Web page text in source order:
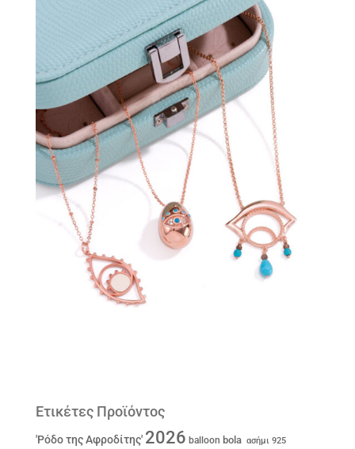
Ετικέτες Προϊόντος
'Ρόδο της Αφροδίτης' 2026 balloon bola ασήμι 925